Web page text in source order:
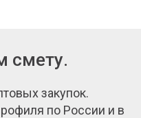
смету.
закупок.
по России и в